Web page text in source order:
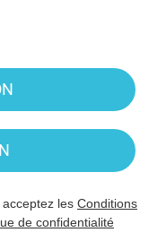
les Conditions
de confidentialité